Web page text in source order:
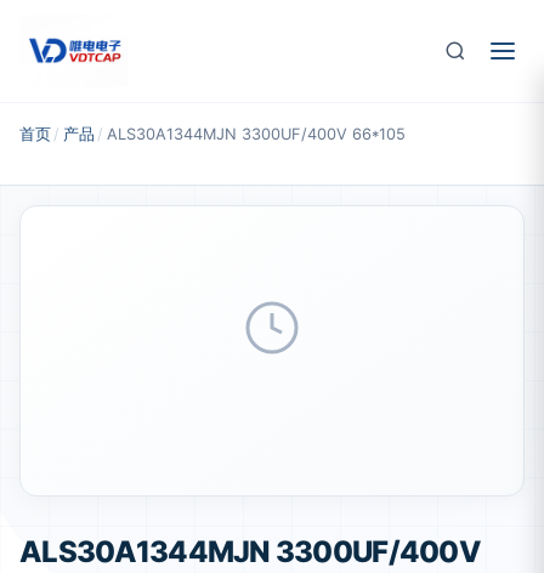
首页 / 产品 / ALS30A1344MJN 3300UF/400V 66*105
ALS30A1344MJN 3300UF/400V